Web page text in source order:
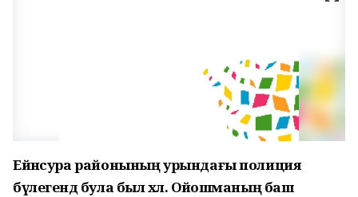
Ейәнсура районының урындағы полиция
бүлегендә була был хәл. Ойошманың баш